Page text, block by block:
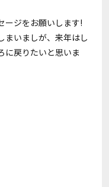
ージをお願いします!
まいましが、来年はし
に戻りたいと思いま